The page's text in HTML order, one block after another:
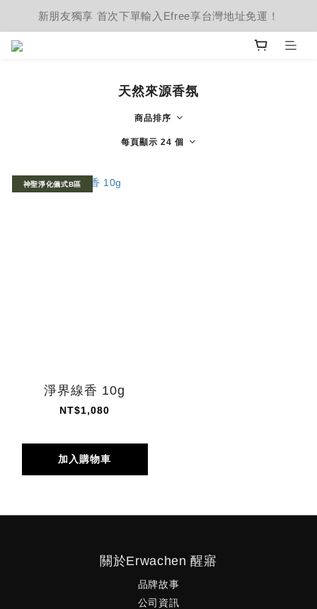
新朋友獨享 首次下單輸入Efree享台灣地址免運！
天然來源香氛
商品排序
每頁顯示 24 個
神聖淨化儀式B區
淨界線香 10g
NT$1,080
加入購物車
關於Erwachen 醒寤
品牌故事
公司資訊